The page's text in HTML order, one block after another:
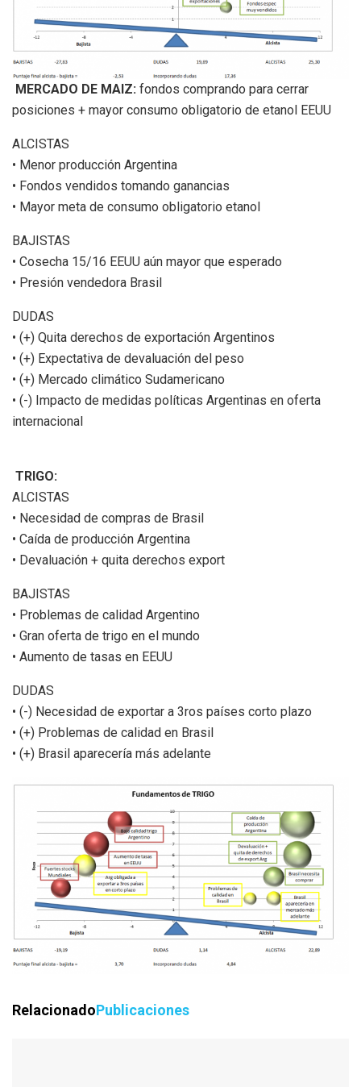
MERCADO DE MAIZ: fondos comprando para cerrar
posiciones + mayor consumo obligatorio de etanol EEUU
ALCISTAS
• Menor producción Argentina
• Fondos vendidos tomando ganancias
• Mayor meta de consumo obligatorio etanol
BAJISTAS
• Cosecha 15/16 EEUU aún mayor que esperado
• Presión vendedora Brasil
DUDAS
• (+) Quita derechos de exportación Argentinos
• (+) Expectativa de devaluación del peso
• (+) Mercado climático Sudamericano
• (-) Impacto de medidas políticas Argentinas en oferta
internacional
TRIGO:
ALCISTAS
• Necesidad de compras de Brasil
• Caída de producción Argentina
• Devaluación + quita derechos export
BAJISTAS
• Problemas de calidad Argentino
• Gran oferta de trigo en el mundo
• Aumento de tasas en EEUU
DUDAS
• (-) Necesidad de exportar a 3ros países corto plazo
• (+) Problemas de calidad en Brasil
• (+) Brasil aparecería más adelante
RelacionadoPublicaciones